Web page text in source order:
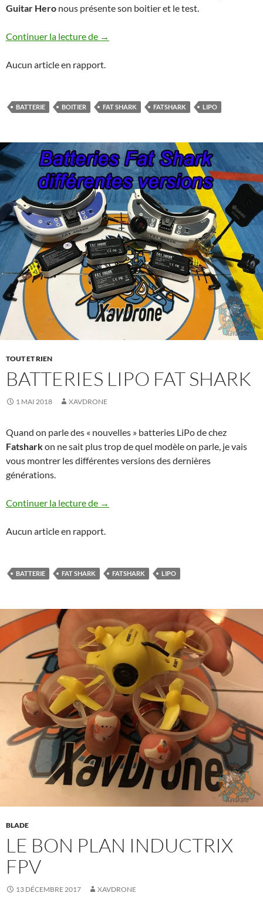
Guitar Hero nous présente son boitier et le test.
Continuer la lecture de Boitier fatshark pour piles rechargeables
→
Aucun article en rapport.
BATTERIE BOITIER FAT SHARK FATSHARK LIPO
TOUT ET RIEN
BATTERIES LIPO FAT SHARK
1 MAI 2018 XAVDRONE
Quand on parle des « nouvelles » batteries LiPo de chez
Fatsharkon ne sait plus trop de quel modèle on parle, je vais
vous montrer les différentes versions des dernières
générations.
Continuer la lecture de Batteries Lipo Fat Shark
→
Aucun article en rapport.
BATTERIE FAT SHARK FATSHARK LIPO
BLADE
LE BON PLAN INDUCTRIX
FPV
13 DÉCEMBRE 2017 XAVDRONE